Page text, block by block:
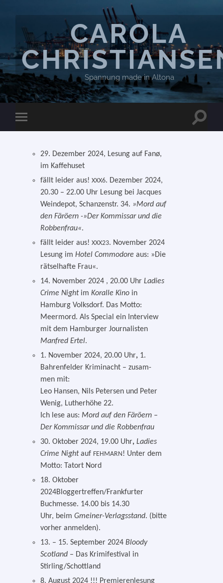
CAROLA
Spannung made in Altona
Menü
29. Dezember 2024, Lesung auf Fanø,
im Kaffehuset
fällt lei­der aus!XXX6. Dezember 2024,
20.30 – 22.00 Uhr Lesung bei Jacques
Weindepot, Schanzenstr. 34. »Mord auf
den Färöern -»Der Kommissar und die
Robbenfrau«.
fällt lei­der aus!XXX23. November 2024
Lesung imHotel Commodore aus: »Die
rät­sel­haf­te Frau«.
14. November 2024 , 20.00 UhrLadies
Crime Night imKoralle Kino in
Hamburg Volksdorf. Das Motto:
Meermord. Als Special ein Interview
mit dem Hamburger Journalisten
Manfred Ertel.
1. November 2024, 20.00 Uhr, 1.
Bahrenfelder Kriminacht – zusam­
men mit:
Leo Hansen, Nils Petersen und Peter
Wenig, Lutherhöhe 22.
Ich lese aus: Mord auf den Färöern –
Der Kommissar und die Robbenfrau
30. Oktober 2024, 19.00 Uhr,Ladies
Crime Nightauf FEHMARN! Unter dem
Motto: Tatort Nord
18. Oktober
2024Bloggertreffen/Frankfurter
Buchmesse. 14.00 bis 14.30
Uhr, beimGmeiner-Verlagsstand. (bit­te
vor­her anmelden).
13. – 15. September 2024Bloody
Scotland – Das Krimifestival in
Stirling/Schottland
8. August 2024 !!! Premierenlesung